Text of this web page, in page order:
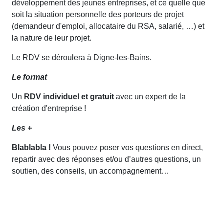
soit la situation personnelle des porteurs de projet
(demandeur d'emploi, allocataire du RSA, salarié, …) et
la nature de leur projet.
Le RDV se déroulera à Digne-les-Bains.
Le format
UnRDV individuel et gratuitavec un expert de la
création d'entreprise !
Les +
Blablabla !Vous pouvez poser vos questions en direct,
repartir avec des réponses et/ou d’autres questions, un
soutien, des conseils, un accompagnement…